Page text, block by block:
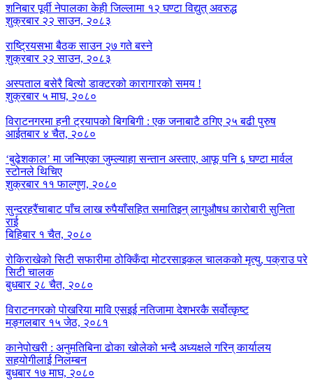
शनिबार पूर्वी नेपालका केही जिल्लामा १२ घण्टा विद्युत् अवरुद्ध
शुक्रबार २२ साउन, २०८३
राष्ट्रियसभा बैठक साउन २७ गते बस्ने
शुक्रबार २२ साउन, २०८३
अस्पताल बसेरै बित्यो डाक्टरको कारागारको समय !
शुक्रबार ५ माघ, २०८०
विराटनगरमा हनी ट्रयापको बिगबिगी : एक जनाबाटै ठगिए २५ बढी पुरुष
आईतबार ४ चैत, २०८०
‘बुढेशकाल’ मा जन्मिएका जुम्ल्याहा सन्तान अस्ताए, आफू पनि ६ घण्टा मार्वल
स्टोनले थिचिए
शुक्रबार ११ फाल्गुण, २०८०
सुन्दरहरैंचाबाट पाँच लाख रुपैयाँसहित समातिइन् लागुऔषध कारोबारी सुनिता
राई
बिहिबार १ चैत, २०८०
रोकिराखेको सिटी सफारीमा ठोक्किँदा मोटरसाइकल चालकको मृत्यु, पक्राउ परे
सिटी चालक
बुधबार २८ चैत, २०८०
विराटनगरको पोखरिया मावि एसइई नतिजामा देशभरकै सर्वोत्कृष्ट
मङ्गलबार १५ जेठ, २०८१
कानेपोखरी : अनुमतिबिना ढोका खोलेको भन्दै अध्यक्षले गरिन् कार्यालय
सहयोगीलाई निलम्बन
बुधबार १७ माघ, २०८०